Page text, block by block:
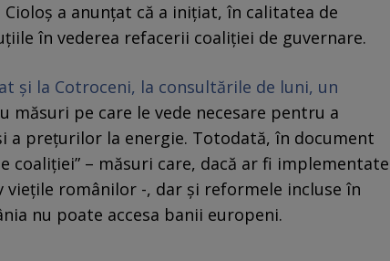
Cioloș a anunțat că a inițiat, în calitatea de
în vederea refacerii coaliției de guvernare.
și la Cotroceni, la consultările de luni, un
măsuri pe care le vede necesare pentru a
a prețurilor la energie. Totodată, în document
coaliției” – măsuri care, dacă ar fi implementate
românilor -, dar și reformele incluse în
nu poate accesa banii europeni.